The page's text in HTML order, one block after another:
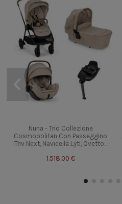
Nuna - Trio Collezione
Cosmopolitan Con Passeggino
Triv Next, Navicella Lytl, Ovetto...
1.518,00 €